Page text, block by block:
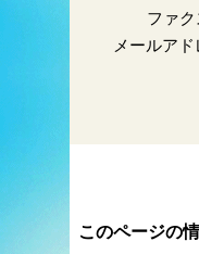
ファ
メールアド
このページの